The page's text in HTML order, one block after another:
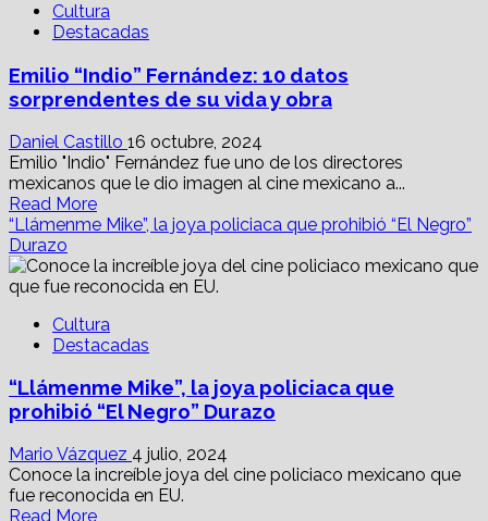
una
presidencia
EU:
All
president
´s
men
Cultura
Destacadas
Emilio “Indio” Fernández: 10 datos
sorprendentes de su vida y obra
Daniel Castillo 16 octubre, 2024
Emilio "Indio" Fernández fue uno de los directores
mexicanos que le dio imagen al cine mexicano a...
Read MoreRead
more
Emilio
“Indio”
10
datos
de
su
y
obra
“Llámenme Mike”, la joya policiaca que prohibió “El Negro”
Durazo
Cultura
Destacadas
“Llámenme Mike”, la joya policiaca que
prohibió “El Negro” Durazo
Mario Vázquez 4 julio, 2024
Conoce la increíble joya del cine policiaco mexicano que
fue reconocida en EU.
Read MoreRead